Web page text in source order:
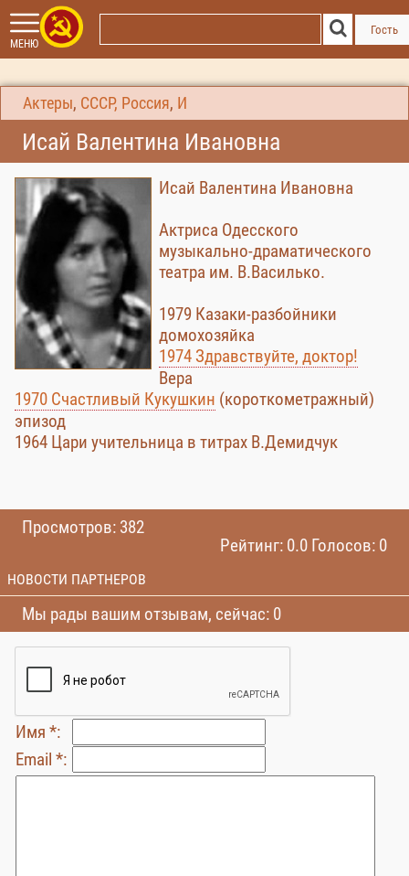
МЕНЮ
Гость
Актеры, СССР, Россия, И
Исай Валентина Ивановна
Исай Валентина Ивановна
Актриса Одесского
музыкально-драматического
театра им. В.Василько.
1979 Казаки-разбойники
домохозяйка
1974 Здравствуйте, доктор!
Вера
1970 Счастливый Кукушкин (короткометражный)
эпизод
1964 Цари учительница в титрах В.Демидчук
Просмотров: 382
Рейтинг: 0.0 Голосов: 0
НОВОСТИ ПАРТНЕРОВ
Мы рады вашим отзывам, сейчас: 0
Имя *:
Email *: